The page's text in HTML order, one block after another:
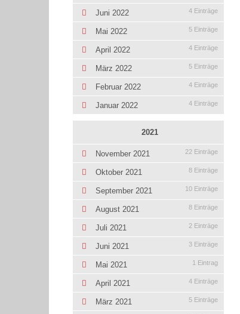
Juni 2022 4 Einträge
Mai 2022 5 Einträge
April 2022 4 Einträge
März 2022 5 Einträge
Februar 2022 4 Einträge
Januar 2022 4 Einträge
2021
November 2021 22 Einträge
Oktober 2021 8 Einträge
September 2021 10 Einträge
August 2021 8 Einträge
Juli 2021 2 Einträge
Juni 2021 3 Einträge
Mai 2021 1 Eintrag
April 2021 4 Einträge
März 2021 5 Einträge